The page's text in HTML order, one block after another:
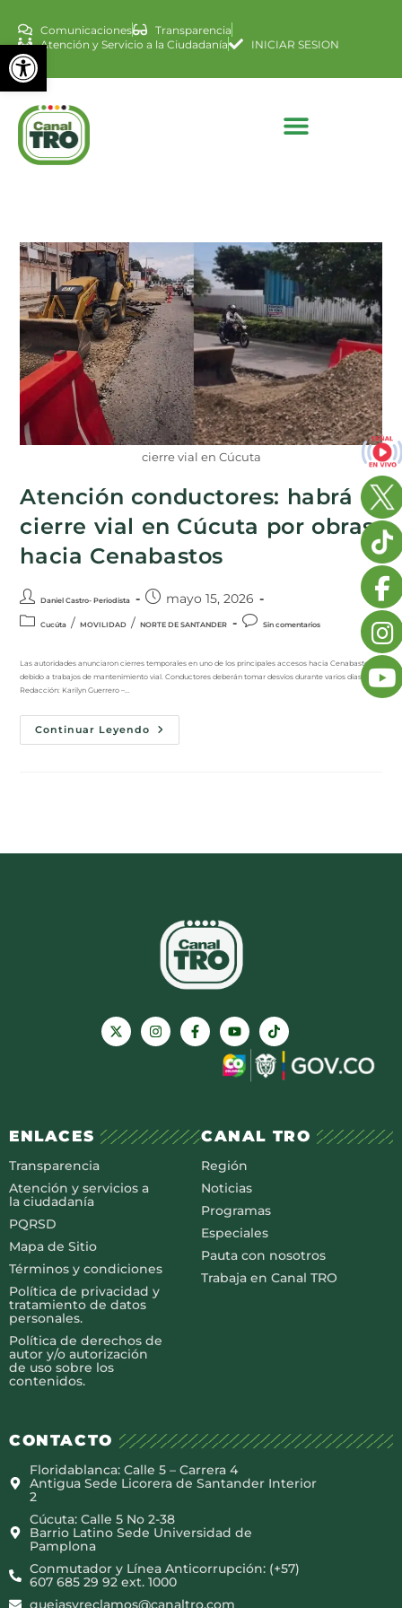
Abrir barra de
Comunicaciones
Transparencia
Atención y Servicio a la Ciudadanía
INICIAR SESION
cierre vial en Cúcuta
Atención conductores: habrá
cierre vial en Cúcuta por obras
hacia Cenabastos
Daniel Castro- Periodista mayo 15, 2026
Cucúta / MOVILIDAD / NORTE DE SANTANDER Sin comentarios
Las autoridades anunciaron cierres temporales en uno de los principales accesos hacia Cenabastos
debido a trabajos de mantenimiento vial. Conductores deberán tomar desvíos durante varios días.
Redacción: Karilyn Guerrero –…
Continuar Leyendo
ENLACES
Transparencia
Atención y servicios a
la ciudadanía
PQRSD
Mapa de Sitio
Términos y condiciones
Política de privacidad y
tratamiento de datos
personales.
Política de derechos de
autor y/o autorización
de uso sobre los
contenidos.
CANAL TRO
Región
Noticias
Programas
Especiales
Pauta con nosotros
Trabaja en Canal TRO
CONTACTO
Floridablanca: Calle 5 – Carrera 4
Antigua Sede Licorera de Santander Interior
2
Cúcuta: Calle 5 No 2-38
Barrio Latino Sede Universidad de
Pamplona
Conmutador y Línea Anticorrupción: (+57)
607 685 29 92 ext. 1000
quejasyreclamos@canaltro.com